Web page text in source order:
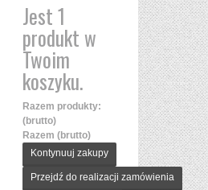
Jest 1
produkt w
Twoim
koszyku.
Razem produkty:
(brutto)
Razem (brutto)
Kontynuuj zakupy
Przejdź do realizacji zamówienia